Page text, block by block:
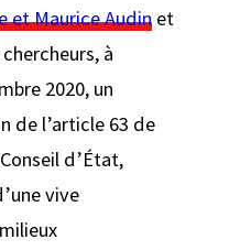
et Maurice Audin et
à
2020, un
de l’article 63 de
d’État,
vive